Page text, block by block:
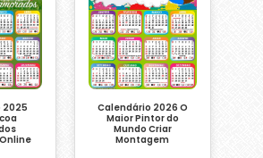
2025
Calendário 2026 O
Maior Pintor do
Mundo Criar
Montagem